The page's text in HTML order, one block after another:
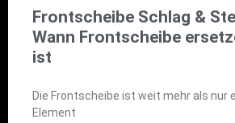
Frontscheibe Schlag &
Wann Frontscheibe
ist
Die Frontscheibe ist weit mehr als nur
Element